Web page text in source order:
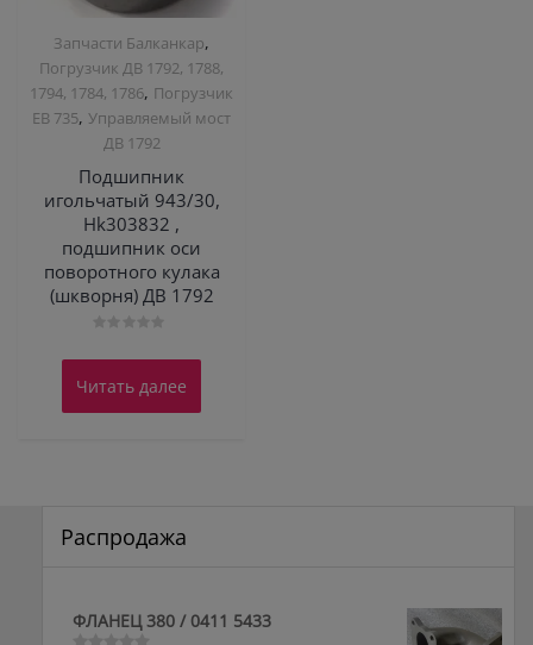
Запчасти Балканкар,
Погрузчик ДВ 1792, 1788,
1794, 1784, 1786, Погрузчик
ЕВ 735,Управляемый мост
ДВ 1792
Подшипник
игольчатый 943/30,
Hk303832 ,
подшипник оси
поворотного кулака
(шкворня) ДВ 1792
0
5
Читать далее
Распродажа
ФЛАНЕЦ 380 / 0411 5433